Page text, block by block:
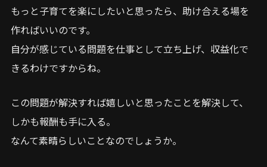
もっと子育てを楽にしたいと思ったら、助け合える場を
作ればいいのです。
自分が感じている問題を仕事として立ち上げ、収益化で
きるわけですからね。
この問題が解決すれば嬉しいと思ったことを解決して、
しかも報酬も手に入る。
なんて素晴らしいことなのでしょうか。